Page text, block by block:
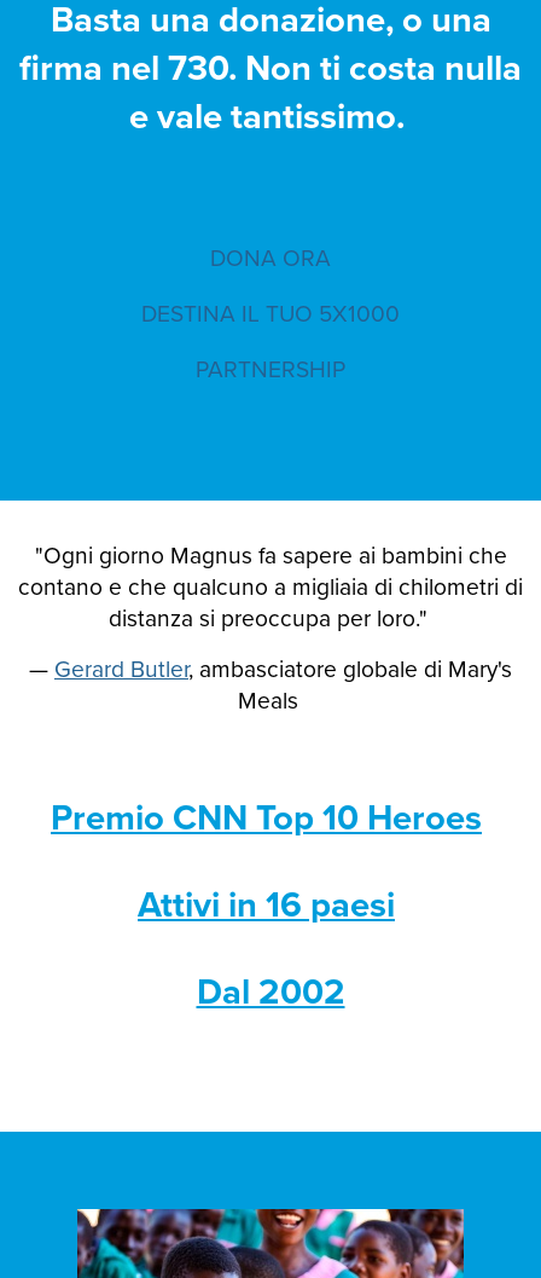
Basta una donazione, o una
firma nel 730. Non ti costa nulla
e vale tantissimo.
DONA ORA
DESTINA IL TUO 5X1000
PARTNERSHIP
"Ogni giorno Magnus fa sapere ai bambini che
contano e che qualcuno a migliaia di chilometri di
distanza si preoccupa per loro."
— Gerard Butler, ambasciatore globale di Mary's
Meals
Premio CNN Top 10 Heroes
Attivi in 16 paesi
Dal 2002